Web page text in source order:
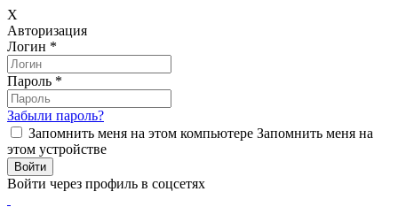
X
Авторизация
Логин *
Пароль *
Забыли пароль?
Запомнить меня на этом компьютере Запомнить меня на
этом устройстве
Войти через профиль в соцсетях